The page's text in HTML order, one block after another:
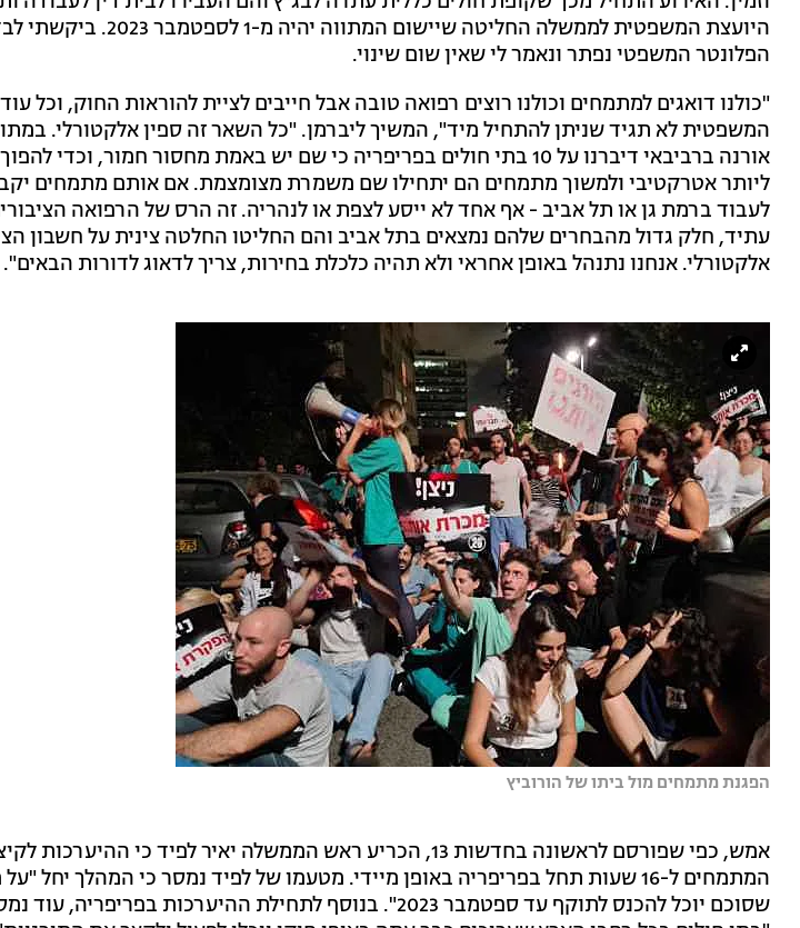
היועצת המשפטית לממשלה החליטה שיישום המתווה יהיה
הפלונטר המשפטי נפתר ונאמר לי שאין שום שינוי.
"כולנו דואגים למתמחים וכולנו רוצים רפואה טובה אבל חייבים לציית להוראות החוק, וכל
המשפטית לא תגיד שניתן להתחיל מיד", המשיך ליברמן. "כל השאר זה ספין אלקטורלי.
אורנה ברביבאי דיברנו על 10 בתי חולים בפריפריה כי שם יש באמת מחסור חמור, וכדי
ליותר אטרקטיבי ולמשוך מתמחים הם יתחילו שם משמרת מצומצמת. אם אותם מתמחים
לעבוד ברמת גן או תל אביב - אף אחד לא ייסע לצפת או לנהריה. זה הרס של הרפואה
עתיד, חלק גדול מהבחרים שלהם נמצאים בתל אביב והם החליטו החלטה צינית על חשבון
אלקטורלי. אנחנו נתנהל באופן אחראי ולא תהיה כלכלת בחירות, צריך לדאוג לדורות הבאים".
הפגנת מתמחים מול ביתו של הורוביץ
אמש, כפי שפורסם לראשונה בחדשות 13, הכריע ראש הממשלה יאיר לפיד כי
המתמחים ל-16 שעות תחל בפריפריה באופן מיידי. מטעמו של לפיד נמסר כי המהלך יחל
שסוכם יוכל להכנס לתוקף עד ספטמבר 2023". בנוסף לתחילת ההיערכות